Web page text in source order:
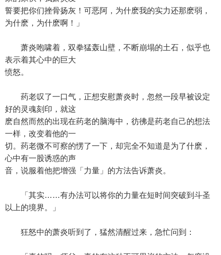
誓要把你们挫骨扬灰！可恶阿，为什麽我的实力还那麽弱，
为什麽，为什麽啊！」
萧炎咆啸着，双拳猛轰山壁，不断崩塌的土石，似乎也
表示着其心中的巨大
愤怒。
药老叹了一口气，正想安慰萧炎时，忽然一段早被设定
好的灵魂刻印，就这
麽自然而然的出现在药老的脑海中，彷彿是药老自己的想法
一样，改变着他的一
切。药老微不可察的愣了一下，却完全不知道是为了什麽，
心中有一股诱惑的声
音，说服着他把增强「力量」的方法告诉萧炎。
「其实……有办法可以将你的力量在短时间突破到斗圣
以上的境界。」
狂怒中的萧炎听到了，猛然清醒过来，急忙问到：